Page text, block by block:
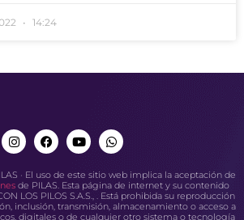
14:24
· El uso de este sitio web implica la aceptación de
de PILAS. Esta página de internet y su contenido
LOS PILOS S.A.S., . Está prohibida su reproducción
inclusión, transmisión, almacenamiento o acceso a
digitales o de cualquier otro sistema o tecnología